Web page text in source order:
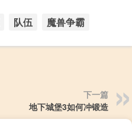
队伍 魔兽争霸
下一篇
地下城堡3如何冲锻造